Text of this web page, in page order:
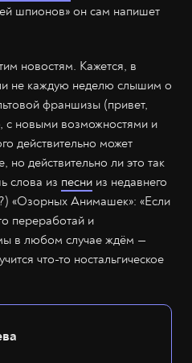
шпионов» он сам напишет
новостям. Кажется, в
не каждую неделю слышим о
франшизы (привет,
с новыми возможностями и
действительно может
но действительно ли это так
слова из песни из недавнего
«Озорных Анимашек»: «Если
переработай и
в любом случае ждём —
что-то ностальгическое